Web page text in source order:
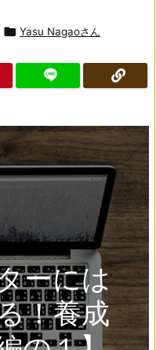
 Yasu Nagaoさん
ーには
！養成